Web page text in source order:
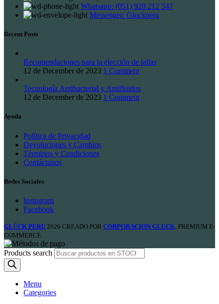
Whatsapp: (051) 920 212 547
Messenger: Gluckperu
Recent Posts
Recomendaciones para la elección de tallas
12 de December de 2023 1 Comment
Tecnología Antibacterial y Antifluidos
12 de December de 2023 1 Comment
Ayuda
Política de Privacidad
Devoluciones y Cambios
Términos y Condiciones
Contáctanos
Redes Sociales
Instagram
Facebook
GLÜCK PERU 2026 CREADO POR CORPORACION GLUCK . PREMIUM E-
COMMERCE
Products search
Menu
Categories